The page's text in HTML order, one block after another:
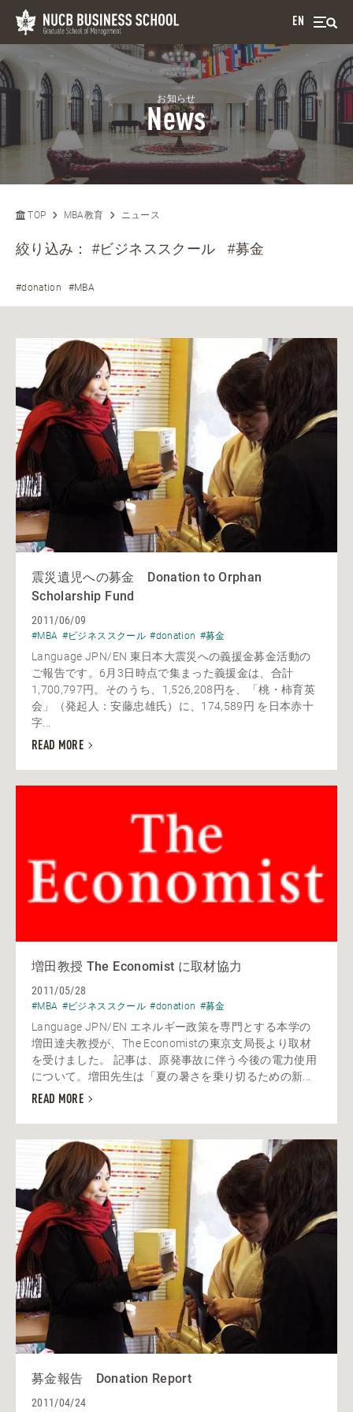
EN
お知らせ
News
TOP MBA教育 ニュース
絞り込み：#ビジネススクール #募金
#donation #MBA
震災遺児への募金 Donation to Orphan
Scholarship Fund
2011/06/09
#MBA #ビジネススクール #donation #募金
Language JPN/EN 東日本大震災への義援金募金活動の
ご報告です。6月3日時点で集まった義援金は、合計
1,700,797円。そのうち、1,526,208円を、「桃・柿育英
会」（発起人：安藤忠雄氏）に、174,589円 を日本赤十
字...
READ MORE
増田教授 The Economist に取材協力
2011/05/28
#MBA #ビジネススクール #donation #募金
Language JPN/EN エネルギー政策を専門とする本学の
増田達夫教授が、The Economistの東京支局長より取材
を受けました。 記事は、原発事故に伴う今後の電力使用
について。増田先生は「夏の暑さを乗り切るための新...
READ MORE
募金報告 Donation Report
2011/04/24